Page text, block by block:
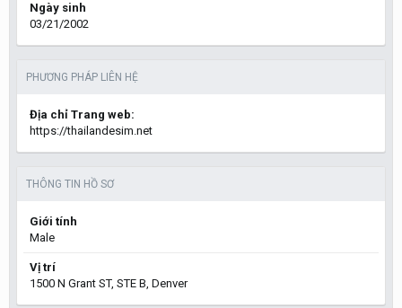
Ngày sinh
03/21/2002
PHƯƠNG PHÁP LIÊN HỆ
Địa chỉ Trang web:
https://thailandesim.net
THÔNG TIN HỒ SƠ
Giới tính
Male
Vị trí
1500 N Grant ST, STE B, Denver